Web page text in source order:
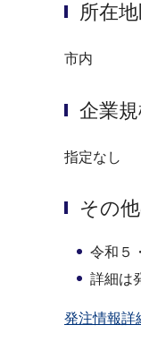
所在
市内
企業
指定なし
その
令和５
詳細は
発注情報詳